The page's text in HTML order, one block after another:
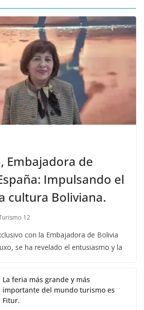
Embajadora de
Impulsando el
cultura Boliviana.
12
con la Embajadora de Bolivia
se ha revelado el entusiasmo y la
La feria más grande y más
importante del mundo turismo es
Fitur.